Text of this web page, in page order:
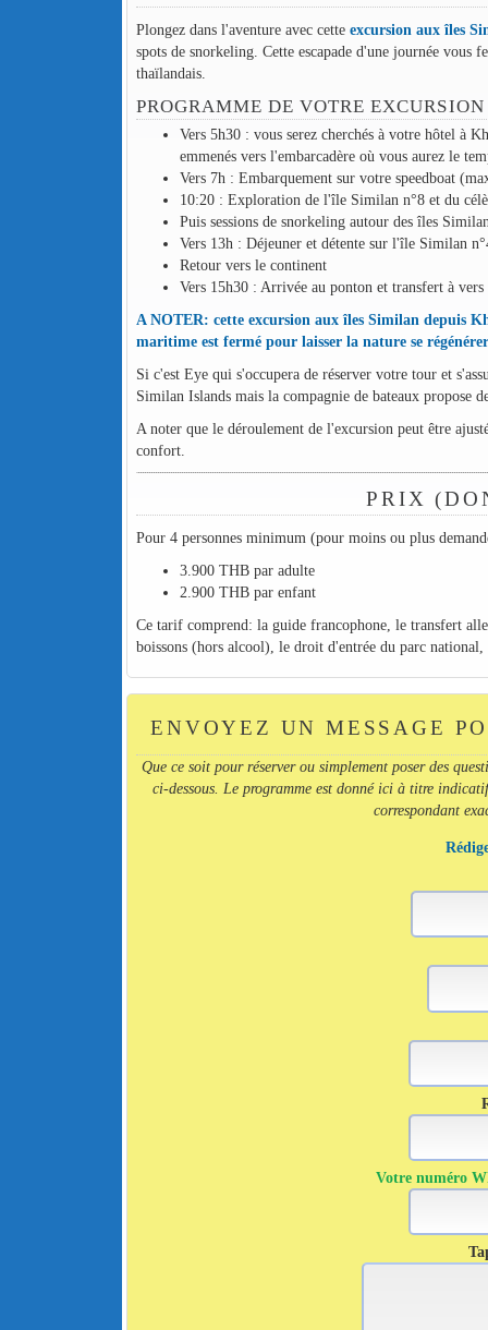
Plongez dans l'aventure avec cette excursion aux îles
spots de snorkeling. Cette escapade d'une journée
thaïlandais.
PROGRAMME DE VOTRE
Vers 5h30 : vous serez cherchés à votre hôtel à
emmenés vers l'embarcadère où vous aurez le
Vers 7h : Embarquement sur votre speedboat
10:20 : Exploration de l'île Similan n°8 et du
Puis sessions de snorkeling autour des îles
Vers 13h : Déjeuner et détente sur l'île Similan
Retour vers le continent
Vers 15h30 : Arrivée au ponton et transfert à
A NOTER: cette excursion aux îles Similan depuis
maritime est fermé pour laisser la nature se
Si c'est Eye qui s'occupera de réserver votre tour et
Similan Islands mais la compagnie de bateaux propose
A noter que le déroulement de l'excursion peut être
confort.
PRIX
Pour 4 personnes minimum (pour moins ou plus
3.900 THB par adulte
2.900 THB par enfant
Ce tarif comprend: la guide francophone, le transfert
boissons (hors alcool), le droit d'entrée du parc
ENVOYEZ UN MESSAGE
Que ce soit pour réserver ou simplement poser des
ci-dessous. Le programme est donné ici à titre
correspondant
Votre numéro